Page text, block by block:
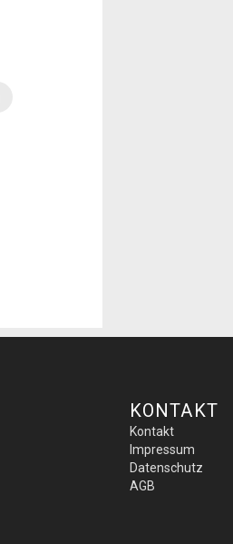
KONTAKT
Kontakt
Impressum
Datenschutz
AGB